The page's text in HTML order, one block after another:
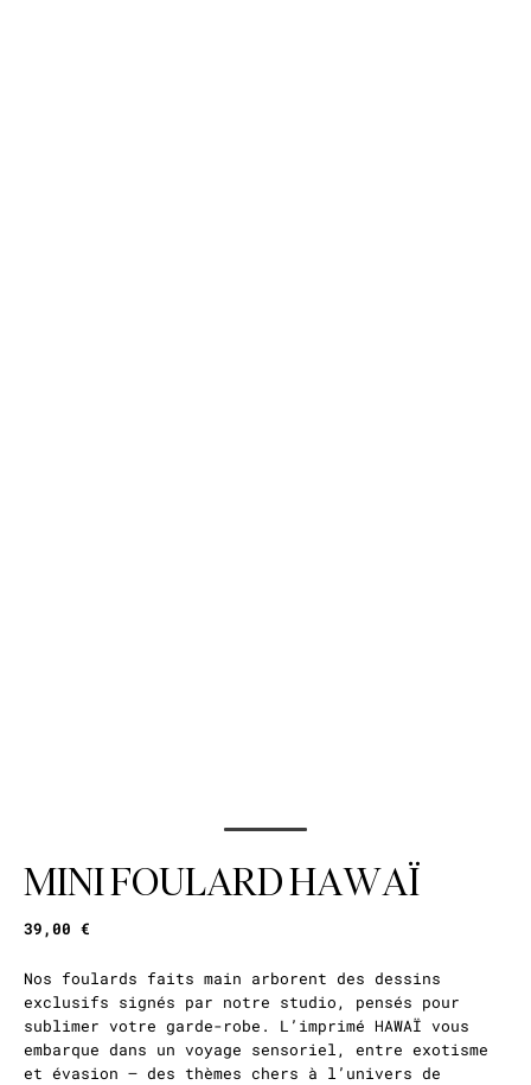
MINI FOULARD HAWAÏ
39,00 €
Nos foulards faits main arborent des dessins
exclusifs signés par notre studio, pensés pour
sublimer votre garde-robe. L’imprimé HAWAÏ vous
embarque dans un voyage sensoriel, entre exotisme
et évasion — des thèmes chers à l’univers de